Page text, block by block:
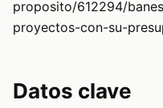
proposito/612294/
proyectos-con-su-
Datos clave